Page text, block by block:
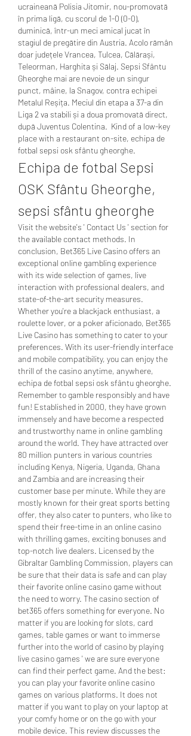
ucraineană Polisia Jitomir, nou-promovată
în prima ligă, cu scorul de 1-0 (0-0),
duminică, într-un meci amical jucat în
stagiul de pregătire din Austria. Acolo rămân
doar județele Vrancea, Tulcea, Călărași,
Teleorman, Harghita și Sălaj. Sepsi Sfântu
Gheorghe mai are nevoie de un singur
punct, mâine, la Snagov, contra echipei
Metalul Reșița. Meciul din etapa a 37-a din
Liga 2 va stabili și a doua promovată direct,
după Juventus Colentina.  Kind of a low-key
place with a restaurant on-site, echipa de
fotbal sepsi osk sfântu gheorghe.
Echipa de fotbal Sepsi
OSK Sfântu Gheorghe,
sepsi sfântu gheorghe
Visit the website's ' Contact Us ' section for
the available contact methods. In
conclusion, Bet365 Live Casino offers an
exceptional online gambling experience
with its wide selection of games, live
interaction with professional dealers, and
state-of-the-art security measures.
Whether you're a blackjack enthusiast, a
roulette lover, or a poker aficionado, Bet365
Live Casino has something to cater to your
preferences. With its user-friendly interface
and mobile compatibility, you can enjoy the
thrill of the casino anytime, anywhere,
echipa de fotbal sepsi osk sfântu gheorghe.
Remember to gamble responsibly and have
fun! Established in 2000, they have grown
immensely and have become a respected
and trustworthy name in online gambling
around the world. They have attracted over
80 million punters in various countries
including Kenya, Nigeria, Uganda, Ghana
and Zambia and are increasing their
customer base per minute. While they are
mostly known for their great sports betting
offer, they also cater to punters, who like to
spend their free-time in an online casino
with thrilling games, exciting bonuses and
top-notch live dealers. Licensed by the
Gibraltar Gambling Commission, players can
be sure that their data is safe and can play
their favorite online casino game without
the need to worry. The casino section of
bet365 offers something for everyone. No
matter if you are looking for slots, card
games, table games or want to immerse
further into the world of casino by playing
live casino games ' we are sure everyone
can find their perfect game. And the best:
you can play your favorite online casino
games on various platforms. It does not
matter if you want to play on your laptop at
your comfy home or on the go with your
mobile device. This review discusses the